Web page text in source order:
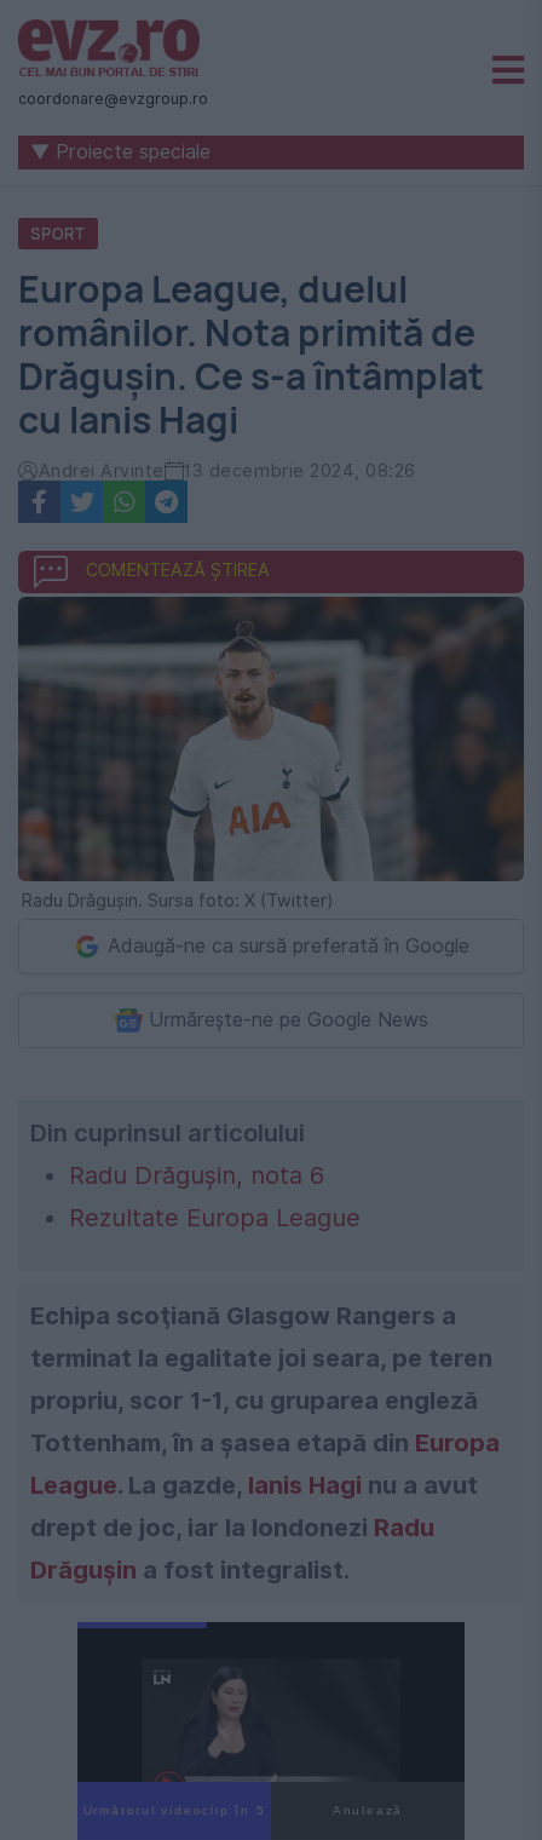
Știri
naționale
internaționale
România
-
Evenimentul
Zilei
coordonare@evzgroup.ro
▼ Proiecte speciale
SPORT
Europa League, duelul
românilor. Nota primită de
Drăgușin. Ce s-a întâmplat
cu Ianis Hagi
Andrei Arvinte 13 decembrie 2024, 08:26
COMENTEAZĂ ȘTIREA
Radu Drăgușin. Sursa foto: X (Twitter)
Adaugă-ne ca sursă preferată în Google
Urmărește-ne pe Google News
Din cuprinsul articolului
Radu Drăgușin, nota 6
Rezultate Europa League
Echipa scoţiană Glasgow Rangers a
terminat la egalitate joi seara, pe teren
propriu, scor 1-1, cu gruparea engleză
Tottenham, în a şasea etapă din Europa
League. La gazde, Ianis Hagi nu a avut
drept de joc, iar la londonezi Radu
Drăgușin a fost integralist.
Următorul videoclip în 4 Anulează